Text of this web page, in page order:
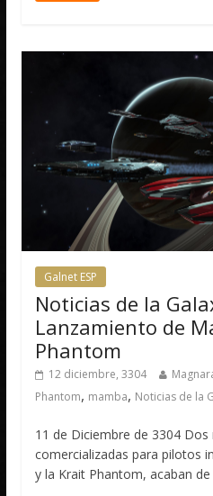
Galnet ESP
Noticias de la
Lanzamiento de
Phantom
12 diciembre, 3304
Phantom, mamba, Noticias de la
11 de Diciembre de 3304 Dos
comercializadas para pilotos
y la Krait Phantom, acaban de